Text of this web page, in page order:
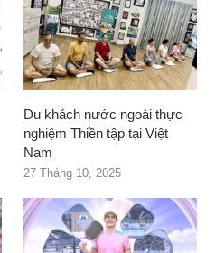
Du khách nước ngoài thực
nghiệm Thiền tập tại Việt
Nam
27 Tháng 10, 2025